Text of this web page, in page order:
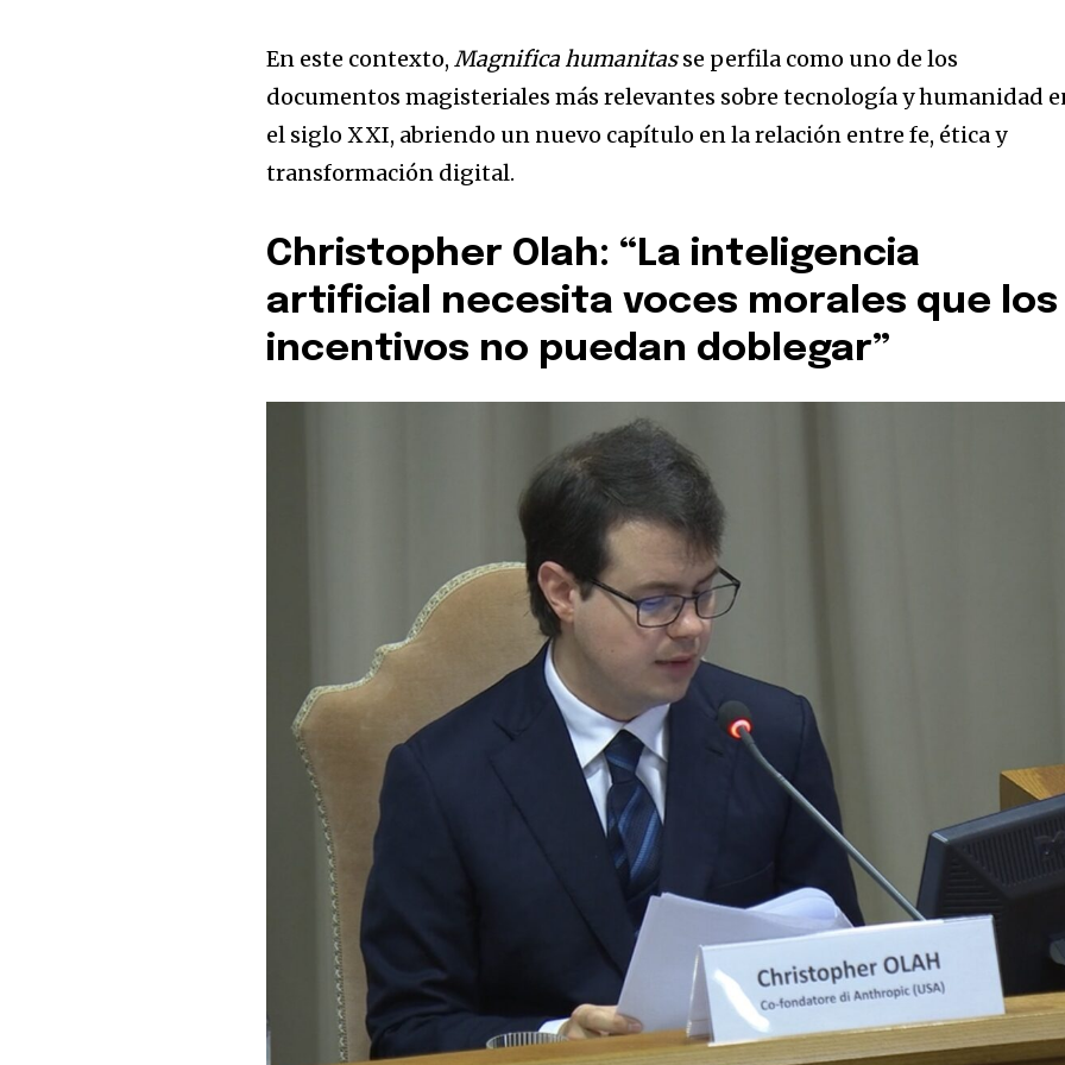
En este contexto,Magnifica humanitasse perfila como uno de los
documentos magisteriales más relevantes sobre tecnología y humanidad
el siglo XXI, abriendo un nuevo capítulo en la relación entre fe, ética y
transformación digital.
Christopher Olah: “La inteligencia
artificial necesita voces morales que los
incentivos no puedan doblegar”